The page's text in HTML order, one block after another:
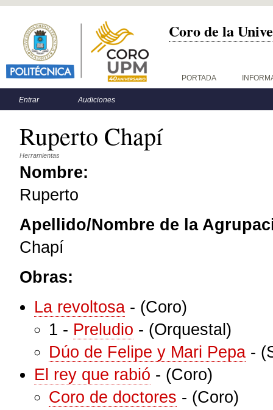
Coro de la
Menú principal PORTADA
Menú secundario
Entrar Audiciones
Ruperto Chapí
Herramientas
Nombre:
Ruperto
Apellido/Nombre de la
Chapí
Obras:
La revoltosa - (Coro)
1 - Preludio - (Orquestal)
Dúo de Felipe y Mari Pepa -
El rey que rabió - (Coro)
Coro de doctores - (Coro)